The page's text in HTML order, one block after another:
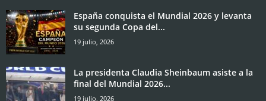
España conquista el Mundial 2026 y levanta
su segunda Copa del...
19 julio, 2026
La presidenta Claudia Sheinbaum asiste a la
final del Mundial 2026...
19 julio, 2026